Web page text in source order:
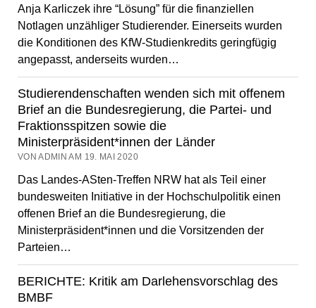
Anja Karliczek ihre “Lösung” für die finanziellen
Notlagen unzähliger Studierender. Einerseits wurden
die Konditionen des KfW-Studienkredits geringfügig
angepasst, anderseits wurden…
Studierendenschaften wenden sich mit offenem
Brief an die Bundesregierung, die Partei- und
Fraktionsspitzen sowie die
Ministerpräsident*innen der Länder
VON ADMIN AM 19. MAI 2020
Das Landes-ASten-Treffen NRW hat als Teil einer
bundesweiten Initiative in der Hochschulpolitik einen
offenen Brief an die Bundesregierung, die
Ministerpräsident*innen und die Vorsitzenden der
Parteien…
BERICHTE: Kritik am Darlehensvorschlag des
BMBF